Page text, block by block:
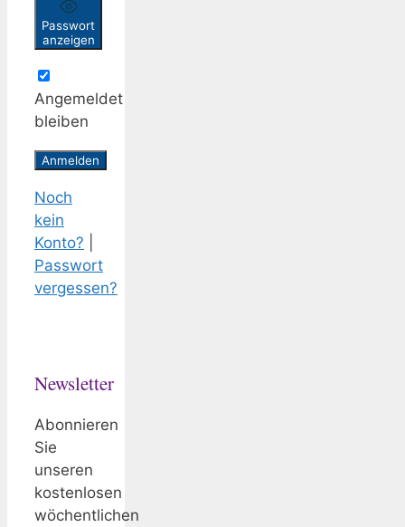
Passwort
anzeigen
Angemeldet
bleiben
Noch
kein
Konto?
Passwort
vergessen?
Newsletter
Abonnieren
Sie
unseren
kostenlosen
wöchentlichen